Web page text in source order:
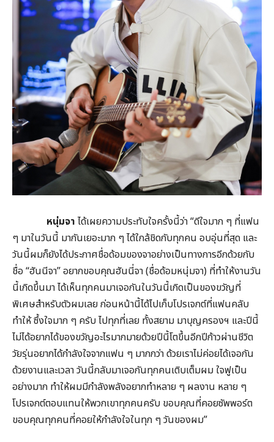
หนุ่มจา ได้เผยความประทับใจครั้งนี้ว่า “ดีใจมาก ๆ ที่แฟน
ๆ มาในวันนี้ มากันเยอะมาก ๆ ได้ใกล้ชิดกับทุกคน อบอุ่นที่สุด และ
วันนี้ผมก็ยังได้ประกาศชื่อด้อมของจาอย่างเป็นทางการอีกด้วยกับ
ชื่อ “ฮันนีจา” อยากขอบคุณฮันนี่จา (ชื่อด้อมหนุ่มจา) ที่ทำให้งานวัน
นี้เกิดขึ้นมา ได้เห็นทุกคนมาเจอกันในวันนี้เกิดเป็นของขวัญที่
พิเศษสำหรับตัวผมเลย ก่อนหน้านี้ได้ไปเก็บโปรเจกต์ที่แฟนคลับ
ทำให้ ซึ้งใจมาก ๆ ครับ ไปทุกที่เลย ทั้งสยาม มาบุญครองฯ และปีนี้
ไม่ได้อยากได้ของขวัญอะไรมากมายด้วยปีนี้โตขึ้นอีกปีก้าวผ่านชีวิต
วัยรุ่นอยากได้กำลังใจจากแฟน ๆ มากกว่า ด้วยเราไม่ค่อยได้เจอกัน
ด้วยงานและเวลา วันนี้กลับมาเจอกันทุกคนเติบเต็มผม ใจฟูเป็น
อย่างมาก ทำให้ผมมีกำลังพลังอยากทำหลาย ๆ ผลงาน หลาย ๆ
โปรเจกต์ตอบแทนให้พวกเขาทุกคนครับ ขอบคุณที่คอยซัพพอร์ต
ขอบคุณทุกคนที่คอยให้กำลังใจในทุก ๆ วันของผม”